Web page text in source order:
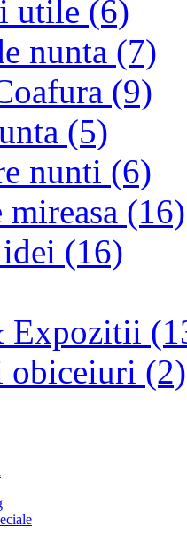
utile (6)
nunta (7)
(9)
(5)
nunti (6)
(16)
(16)
Expozitii
obiceiuri (2)